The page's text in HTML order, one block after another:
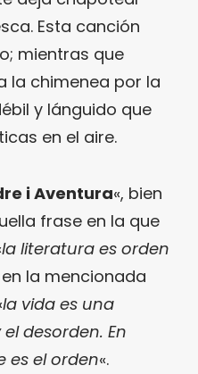
Esta canción
mientras que
la chimenea por la
y lánguido que
en el aire.
i Aventura«, bien
frase en la que
la literatura es orden
en la mencionada
la vida es una
desorden. En
es el orden«.